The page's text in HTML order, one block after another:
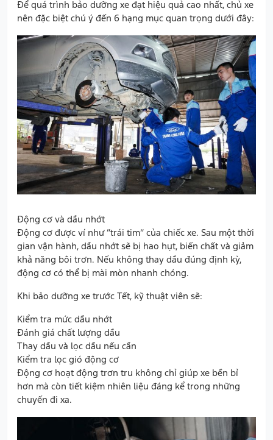
Để quá trình bảo dưỡng xe đạt hiệu quả cao nhất, chủ xe
nên đặc biệt chú ý đến 6 hạng mục quan trọng dưới đây:
Động cơ và dầu nhớt
Động cơ được ví như “trái tim” của chiếc xe. Sau một thời
gian vận hành, dầu nhớt sẽ bị hao hụt, biến chất và giảm
khả năng bôi trơn. Nếu không thay dầu đúng định kỳ,
động cơ có thể bị mài mòn nhanh chóng.
Khi bảo dưỡng xe trước Tết, kỹ thuật viên sẽ:
Kiểm tra mức dầu nhớt
Đánh giá chất lượng dầu
Thay dầu và lọc dầu nếu cần
Kiểm tra lọc gió động cơ
Động cơ hoạt động trơn tru không chỉ giúp xe bền bỉ
hơn mà còn tiết kiệm nhiên liệu đáng kể trong những
chuyến đi xa.